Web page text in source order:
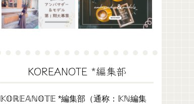
KOREANOTE *編集部
𝕂𝕆ℝ𝔼𝔸ℕ𝕆𝕋𝔼 *編集部（通称：𝕂ℕ編集